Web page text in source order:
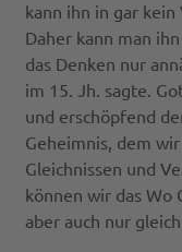
kann ihn in gar
Daher kann man
das Denken nur
im 15. Jh. sagte.
und erschöpfend
Geheimnis, dem
Gleichnissen und
können wir das Wo
aber auch nur